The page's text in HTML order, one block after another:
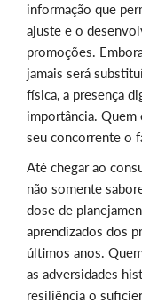
informação que
ajuste e o
promoções.
jamais será
física, a presença
importância. Quem
seu concorrente o
Até chegar ao
não somente
dose de
aprendizados dos
últimos anos.
as adversidades
resiliência o